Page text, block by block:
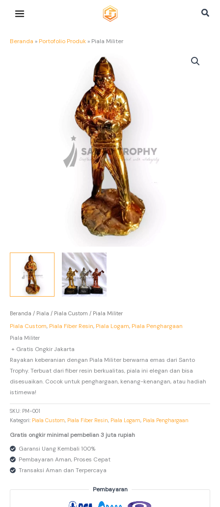
Cari
Beranda » Portofolio Produk » Piala Militer
Beranda / Piala / Piala Custom / Piala Militer
Piala Custom, Piala Fiber Resin, Piala Logam, Piala Penghargaan
Piala Militer
+ Gratis Ongkir Jakarta
Rayakan keberanian dengan Piala Militer berwarna emas dari Santo
Trophy. Terbuat dari fiber resin berkualitas, piala ini elegan dan bisa
disesuaikan. Cocok untuk penghargaan, kenang-kenangan, atau hadiah
istimewa!
SKU: PM-001
Kategori: Piala Custom, Piala Fiber Resin, Piala Logam, Piala Penghargaan
Gratis ongkir minimal pembelian 3 juta rupiah
Garansi Uang Kembali 100%
Pembayaran Aman, Proses Cepat
Transaksi Aman dan Terpercaya
Pembayaran